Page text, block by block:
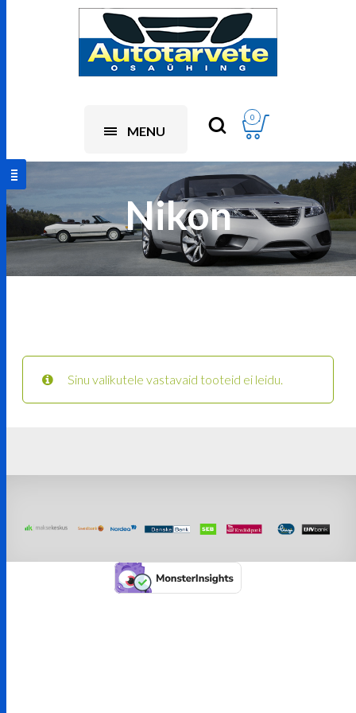
MENU
0
Nikon
Sinu valikutele vastavaid tooteid ei leidu.